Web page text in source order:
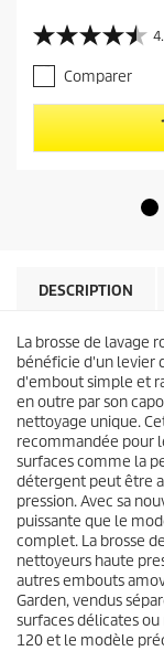
i
x
a
c
t
u
e
d
t
4
.
5
s
u
r
e
1
3
3
a
v
i
s
Comparer
DESCRIPTION
La brosse de lavage
bénéficie d'un levier
d'embout simple et
en outre par son
nettoyage unique.
recommandée pour
surfaces comme la
détergent peut être
pression. Avec sa
puissante que le
complet. La brosse
nettoyeurs haute
autres embouts
Garden, vendus
surfaces délicates
120 et le modèle